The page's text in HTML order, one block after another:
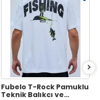
Fubelo T-Rock Pamuklu
Teknik Balıkçı ve